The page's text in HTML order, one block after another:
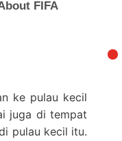
ke pulau kecil
juga di tempat
pulau kecil itu.